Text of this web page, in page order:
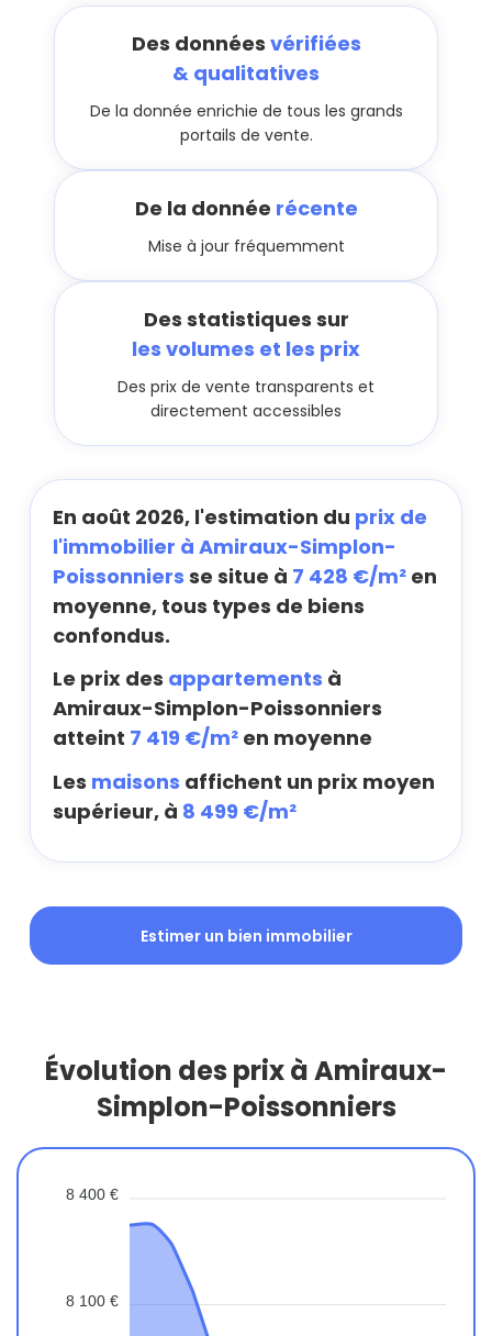
Des données vérifiées
& qualitatives
De la donnée enrichie de tous les grands
portails de vente.
De la donnée récente
Mise à jour fréquemment
Des statistiques sur
les volumes et les prix
Des prix de vente transparents et
directement accessibles
En août 2026, l'estimation du prix de
l'immobilier à Amiraux-Simplon-
Poissonniers se situe à 7 428 €/m² en
moyenne, tous types de biens
confondus.
Le prix des appartements à
Amiraux-Simplon-Poissonniers
atteint 7 419 €/m² en moyenne
Les maisons affichent un prix moyen
supérieur, à 8 499 €/m²
Estimer un bien immobilier
Évolution des prix à Amiraux-
Simplon-Poissonniers
8 400 €
8 100 €